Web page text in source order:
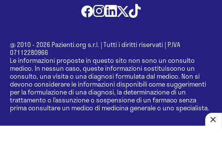
@ 2010 - 2026 Pazienti.org s.r.l. | Tutti i diritti riservati | P.IVA
07112280966
Le informazioni proposte in questo sito non sono un consulto
medico. In nessun caso, queste informazioni sostituiscono un
consulto, una visita o una diagnosi formulata dal medico. Non si
devono considerare le informazioni disponibili come suggerimenti
per la formulazione di una diagnosi, la determinazione di un
trattamento o l’assunzione o sospensione di un farmaco senza
prima consultare un medico di medicina generale o uno specialista.